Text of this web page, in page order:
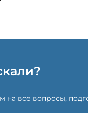
на все вопросы,